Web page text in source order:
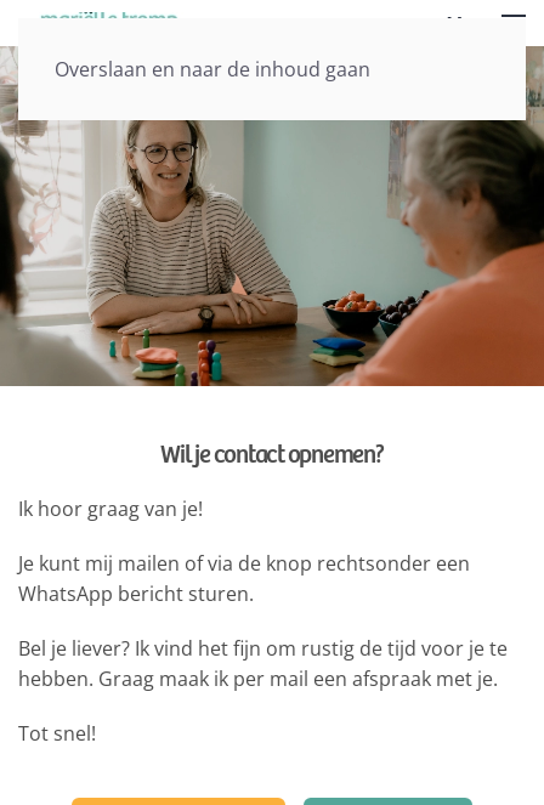
Overslaan en naar de inhoud gaan
Menu
Wil je contact opnemen?
Ik hoor graag van je!
Je kunt mij mailen of via de knop rechtsonder een
WhatsApp bericht sturen.
Bel je liever? Ik vind het fijn om rustig de tijd voor je te
hebben. Graag maak ik per mail een afspraak met je.
Tot snel!